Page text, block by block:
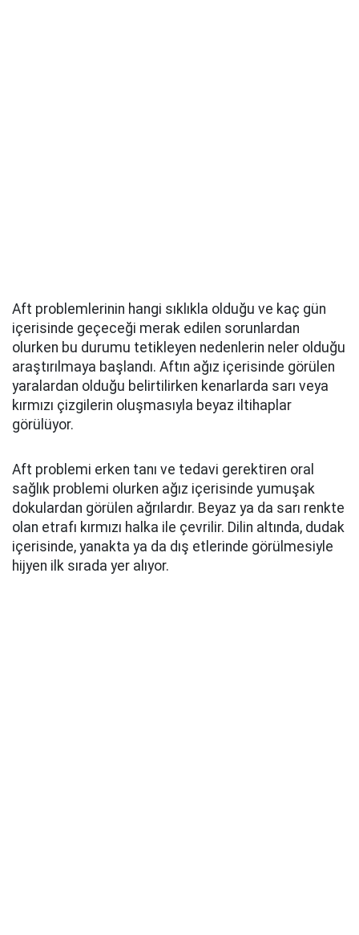
Aft problemlerinin hangi sıklıkla olduğu ve kaç gün
içerisinde geçeceği merak edilen sorunlardan
olurken bu durumu tetikleyen nedenlerin neler olduğu
araştırılmaya başlandı. Aftın ağız içerisinde görülen
yaralardan olduğu belirtilirken kenarlarda sarı veya
kırmızı çizgilerin oluşmasıyla beyaz iltihaplar
görülüyor.
Aft problemi erken tanı ve tedavi gerektiren oral
sağlık problemi olurken ağız içerisinde yumuşak
dokulardan görülen ağrılardır. Beyaz ya da sarı renkte
olan etrafı kırmızı halka ile çevrilir. Dilin altında, dudak
içerisinde, yanakta ya da dış etlerinde görülmesiyle
hijyen ilk sırada yer alıyor.